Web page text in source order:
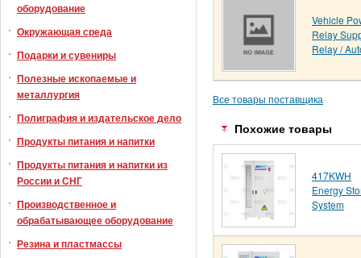
оборудование
Окружающая среда
Подарки и сувениры
Полезные ископаемые и
металлургия
Полиграфия и издательское дело
Продукты питания и напитки
Продукты питания и напитки из
России и СНГ
Производственное и
обрабатывающее оборудование
Резина и пластмассы
Vehicle
Relay
Relay /
Все товары поставщика
Похожие товары
417KWH
Energy
System